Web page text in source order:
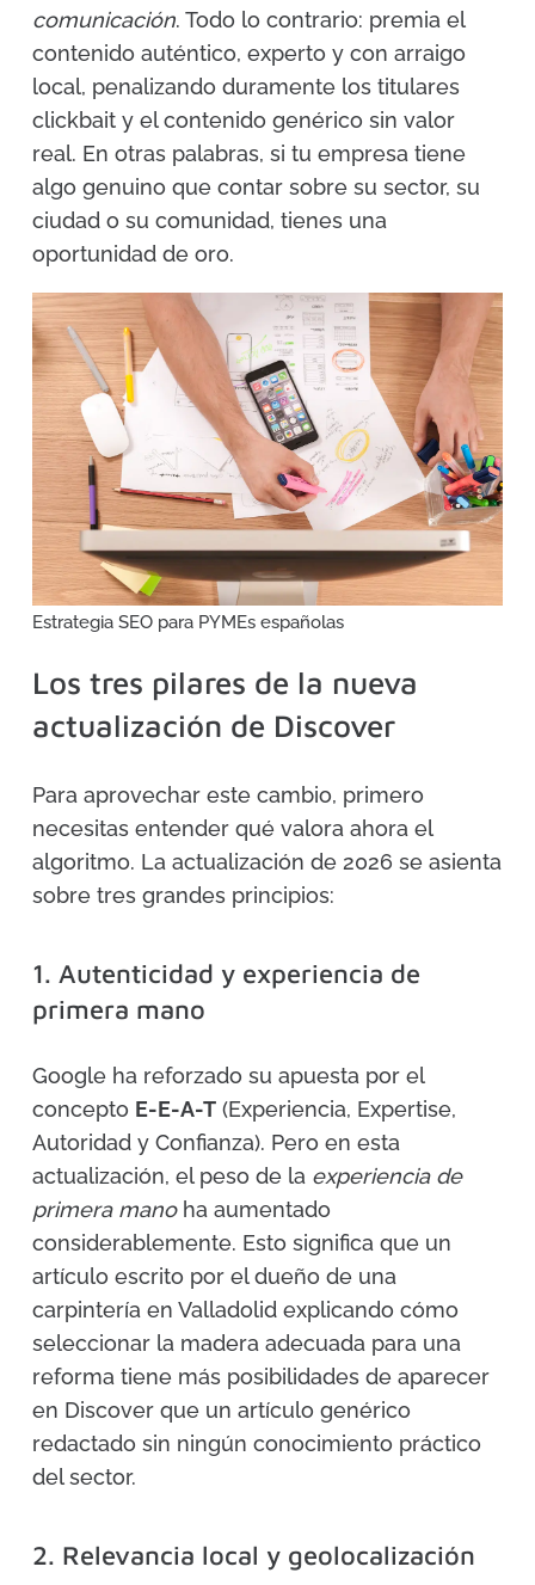
comunicación. Todo lo contrario: premia el
contenido auténtico, experto y con arraigo
local, penalizando duramente los titulares
clickbait y el contenido genérico sin valor
real. En otras palabras, si tu empresa tiene
algo genuino que contar sobre su sector, su
ciudad o su comunidad, tienes una
oportunidad de oro.
Estrategia SEO para PYMEs españolas
Los tres pilares de la nueva
actualización de Discover
Para aprovechar este cambio, primero
necesitas entender qué valora ahora el
algoritmo. La actualización de 2026 se asienta
sobre tres grandes principios:
1. Autenticidad y experiencia de
primera mano
Google ha reforzado su apuesta por el
concepto E-E-A-T (Experiencia, Expertise,
Autoridad y Confianza). Pero en esta
actualización, el peso de la experiencia de
primera manoha aumentado
considerablemente. Esto significa que un
artículo escrito por el dueño de una
carpintería en Valladolid explicando cómo
seleccionar la madera adecuada para una
reforma tiene más posibilidades de aparecer
en Discover que un artículo genérico
redactado sin ningún conocimiento práctico
del sector.
2. Relevancia local y geolocalización